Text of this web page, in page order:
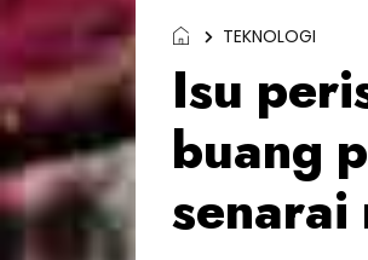
TEKNOLOGI
Isu
buang
senarai